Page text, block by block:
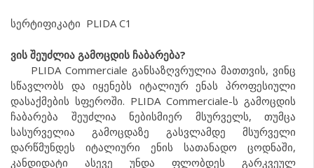
სერტიფიკატი PLIDA C1
ვის შეუძლია გამოცდის ჩაბარება?
PLIDA Commerciale განსაზღვრულია მათთვის, ვინც
სწავლობს და იყენებს იტალიურ ენას პროფესიული
დასაქმების სფეროში. PLIDA Commerciale-ს გამოცდის
ჩაბარება შეუძლია ნებისმიერ მსურველს, თუმცა
სასურველია გამოცდაზე გასვლამდე მსურველი
დარწმუნდეს იტალიური ენის სათანადო ცოდნაში,
კანდიდატი ასევე უნდა ფლობდეს გარკვეულ